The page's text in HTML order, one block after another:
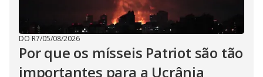
DO R7/05/08/2026
Por que os mísseis Patriot são tão
importantes para a Ucrânia